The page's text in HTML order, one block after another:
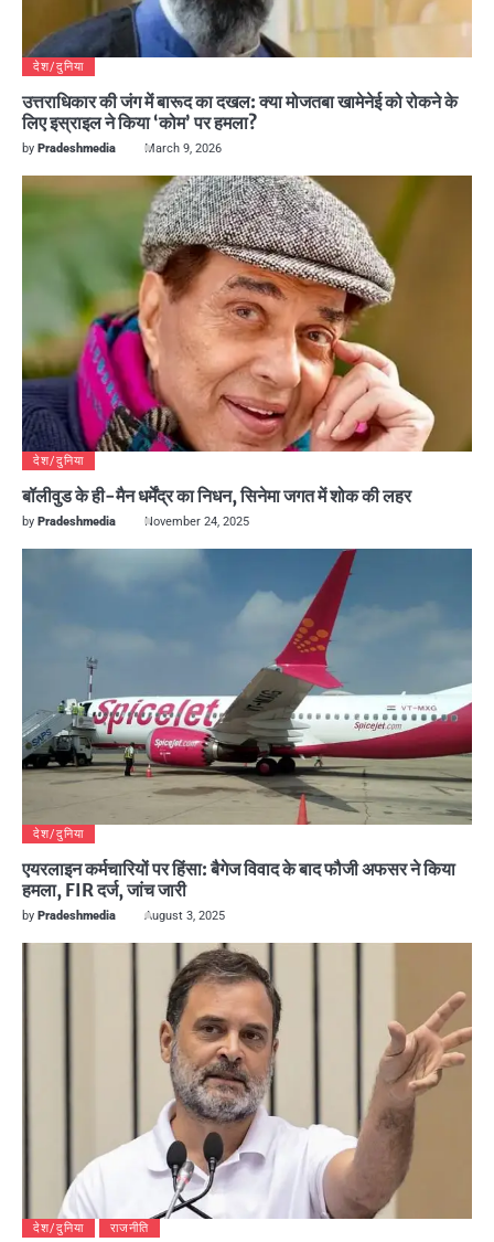
देश/दुनिया
उत्तराधिकार की जंग में बारूद का दखल: क्या मोजतबा खामेनेई को रोकने के
लिए इस्राइल ने किया ‘कोम’ पर हमला?
by Pradeshmedia March 9, 2026
देश/दुनिया
बॉलीवुड के ही-मैन धर्मेंद्र का निधन, सिनेमा जगत में शोक की लहर
by Pradeshmedia November 24, 2025
देश/दुनिया
एयरलाइन कर्मचारियों पर हिंसा: बैगेज विवाद के बाद फौजी अफसर ने किया
हमला, FIR दर्ज, जांच जारी
by Pradeshmedia August 3, 2025
देश/दुनिया राजनीति